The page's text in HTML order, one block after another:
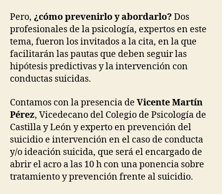
Pero, ¿cómo prevenirlo y abordarlo? Dos
profesionales de la psicología, expertos en este
tema, fueron los invitados a la cita, en la que
facilitarán las pautas que deben seguir las
hipótesis predictivas y la intervención con
conductas suicidas.
Contamos con la presencia de Vicente Martín
Pérez, Vicedecano del Colegio de Psicología de
Castilla y León y experto en prevención del
suicidio e intervención en el caso de conducta
y/o ideación suicida, que será el encargado de
abrir el acro a las 10 h con una ponencia sobre
tratamiento y prevención frente al suicidio.